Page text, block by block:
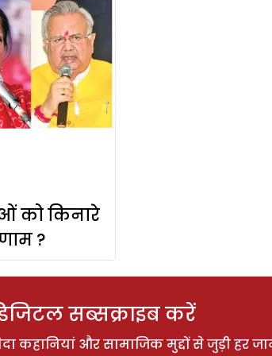
को किनारे
?
सब्सक्राइब करें
कहानियां और सामाजिक मुद्दों से जुड़ी हर